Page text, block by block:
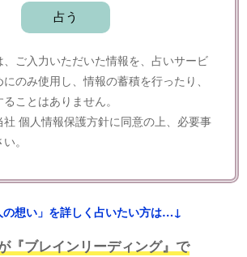
ご入力いただいた情報を、占いサービ
のみ使用し、情報の蓄積を行ったり、
ことはありません。
社個人情報保護方針に同意の上、必要事
。
の想い」を詳しく占いたい方は…↓
『ブレインリーディング』で